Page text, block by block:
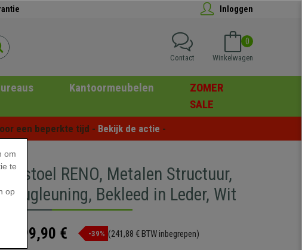
Inloggen
0
Winkelwagen
Contact
Kantoormeubelen
ZOMER
SALE
een beperkte tijd - Bekijk de actie -
RENO, Metalen Structuur,
Rugleuning, Bekleed in Leder, Wit
199,90 € -39% (241,88 € BTW inbegrepen)
om
te
op